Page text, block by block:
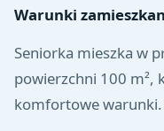
Warunki
Seniorka mieszka w
powierzchni 100 m²,
komfortowe